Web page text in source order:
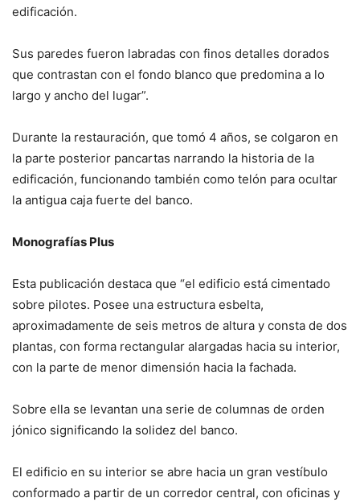
edificación.
Sus paredes fueron labradas con finos detalles dorados
que contrastan con el fondo blanco que predomina a lo
largo y ancho del lugar”.
Durante la restauración, que tomó 4 años, se colgaron en
la parte posterior pancartas narrando la historia de la
edificación, funcionando también como telón para ocultar
la antigua caja fuerte del banco.
Monografías Plus
Esta publicación destaca que “el edificio está cimentado
sobre pilotes. Posee una estructura esbelta,
aproximadamente de seis metros de altura y consta de dos
plantas, con forma rectangular alargadas hacia su interior,
con la parte de menor dimensión hacia la fachada.
Sobre ella se levantan una serie de columnas de orden
jónico significando la solidez del banco.
El edificio en su interior se abre hacia un gran vestíbulo
conformado a partir de un corredor central, con oficinas y